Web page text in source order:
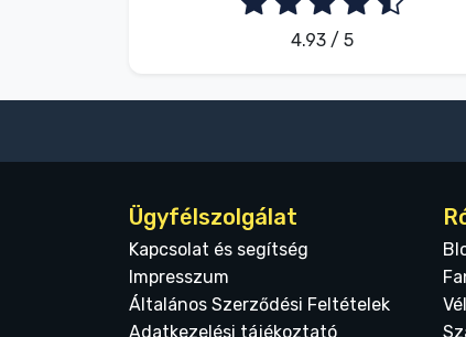
4.93 / 5
Ügyfélszolgálat
Kapcsolat és segítség
Impresszum
Általános Szerződési Feltételek
Adatkezelési tájékoztató